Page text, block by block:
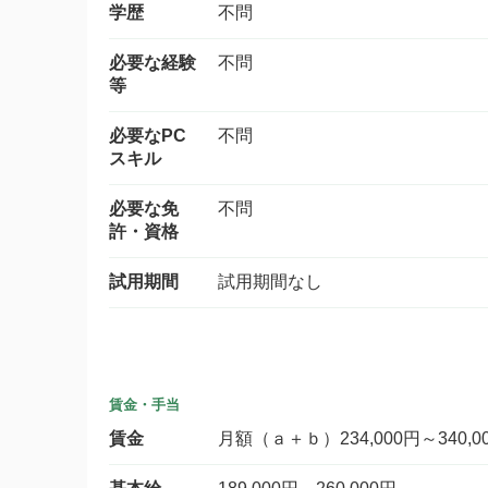
学歴 不問
必要な経験
等
不問
必要なPC
スキル
不問
必要な免
許・資格
不問
試用期間 試用期間なし
賃金・手当
賃金 月額（ａ＋ｂ）234,000円～